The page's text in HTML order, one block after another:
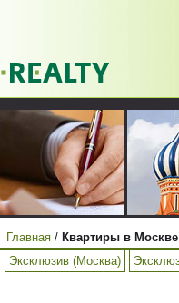
Главная / Квартиры в
Эксклюзив (Москва)